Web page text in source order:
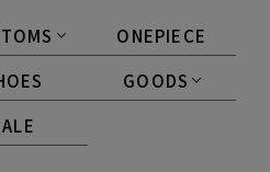
ONEPIECE
GOODS